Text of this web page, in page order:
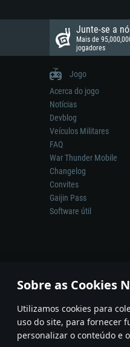
Sobre as Cookies
Utilizamos cookies para
uso do site, para fornecer
personalizar o conteúdo e
Junte-se a
Mais de
jogadores
Jogo
Acerca do jogo
Notícias
Devblog
Veículos Militares
FAQ
War Thunder Mobile
Changelog
Convites
Gaijin Pass
Software útil
A reprodução de
© 2011—2026 Gaijin
Termos e condições